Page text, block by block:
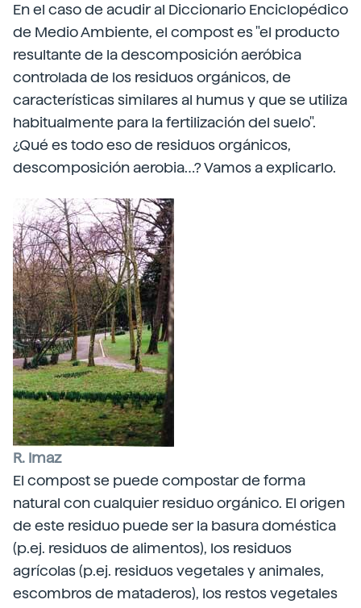
En el caso de acudir al Diccionario Enciclopédico
de Medio Ambiente, el compost es "el producto
resultante de la descomposición aeróbica
controlada de los residuos orgánicos, de
características similares al humus y que se utiliza
habitualmente para la fertilización del suelo".
¿Qué es todo eso de residuos orgánicos,
descomposición aerobia…? Vamos a explicarlo.
R. Imaz
El compost se puede compostar de forma
natural con cualquier residuo orgánico. El origen
de este residuo puede ser la basura doméstica
(p.ej. residuos de alimentos), los residuos
agrícolas (p.ej. residuos vegetales y animales,
escombros de mataderos), los restos vegetales